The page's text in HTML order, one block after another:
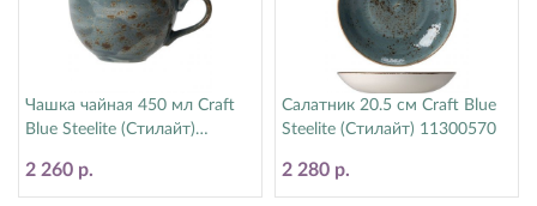
Чашка чайная 450 мл Craft
Blue Steelite (Стилайт)
2 260 р.
Салатник 20.5 см Craft Blue
Steelite (Стилайт) 11300570
2 280 р.